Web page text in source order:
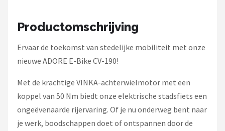
Cortina
Alle merken →
Productomschrijving
Ervaar de toekomst van stedelijke mobiliteit met onze
nieuwe ADORE E-Bike CV-190!
Met de krachtige VINKA-achterwielmotor met een
koppel van 50 Nm biedt onze elektrische stadsfiets een
ongeëvenaarde rijervaring. Of je nu onderweg bent naar
je werk, boodschappen doet of ontspannen door de